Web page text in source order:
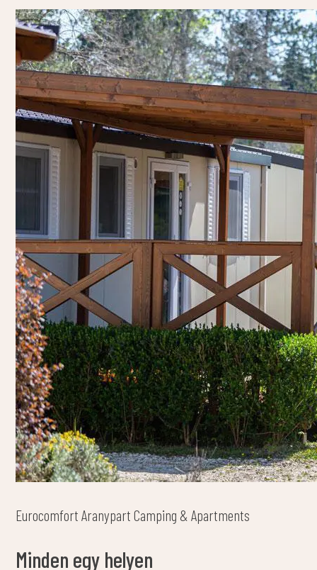
Eurocomfort Aranypart Camping & Apartments
Minden egy helyen